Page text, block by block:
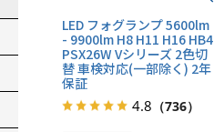
LED フォグランプ 5600lm
- 9900lm H8 H11 H16 HB4
PSX26W Vシリーズ 2色切
替 車検対応(一部除く) 2年
保証
4.8 （736）